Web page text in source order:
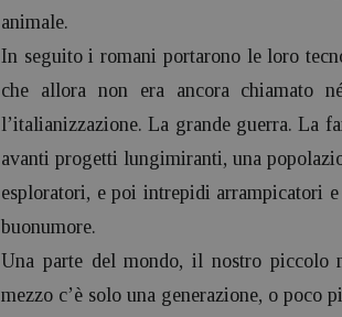
animale.
In seguito i romani portarono le loro
che allora non era ancora chiamato
l’italianizzazione. La grande guerra. La
avanti progetti lungimiranti, una
esploratori, e poi intrepidi arrampicatori
buonumore.
Una parte del mondo, il nostro piccolo
mezzo c’è solo una generazione, o poco